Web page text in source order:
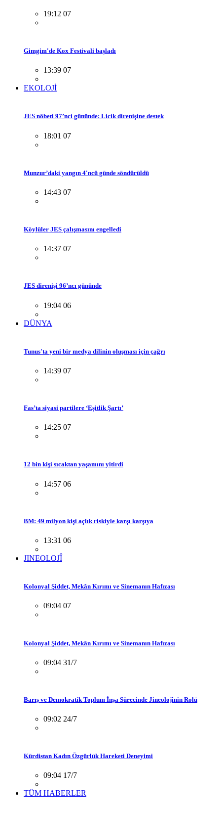
19:12 07
Gimgim'de Kox Festivali başladı
13:39 07
EKOLOJİ
JES nöbeti 97’nci gününde: Licik direnişine destek
18:01 07
Munzur’daki yangın 4'ncü günde söndürüldü
14:43 07
Köylüler JES çalışmasını engelledi
14:37 07
JES direnişi 96’ncı gününde
19:04 06
DÜNYA
Tunus'ta yeni bir medya dilinin oluşması için çağrı
14:39 07
Fas’ta siyasi partilere ‘Eşitlik Şartı’
14:25 07
12 bin kişi sıcaktan yaşamını yitirdi
14:57 06
BM: 49 milyon kişi açlık riskiyle karşı karşıya
13:31 06
JINEOLOJÎ
Kolonyal Şiddet, Mekân Kırımı ve Sinemanın Hafızası
09:04 07
Kolonyal Şiddet, Mekân Kırımı ve Sinemanın Hafızası
09:04 31/7
Barış ve Demokratik Toplum İnşa Sürecinde Jineolojînin Rolü
09:02 24/7
Kürdistan Kadın Özgürlük Hareketi Deneyimi
09:04 17/7
TÜM HABERLER